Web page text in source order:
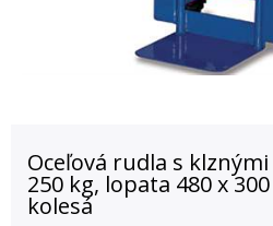
Oceľová rudla s
250 kg, lopata 480 x
kolesá